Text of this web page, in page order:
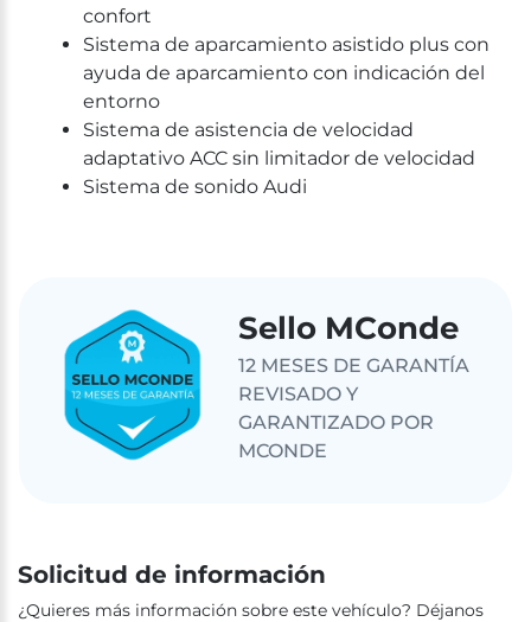
confort
Sistema de aparcamiento asistido plus con
ayuda de aparcamiento con indicación del
entorno
Sistema de asistencia de velocidad
adaptativo ACC sin limitador de velocidad
Sistema de sonido Audi
Sello MConde
12 MESES DE GARANTÍA
REVISADO Y
GARANTIZADO POR
MCONDE
Solicitud de información
¿Quieres más información sobre este vehículo? Déjanos